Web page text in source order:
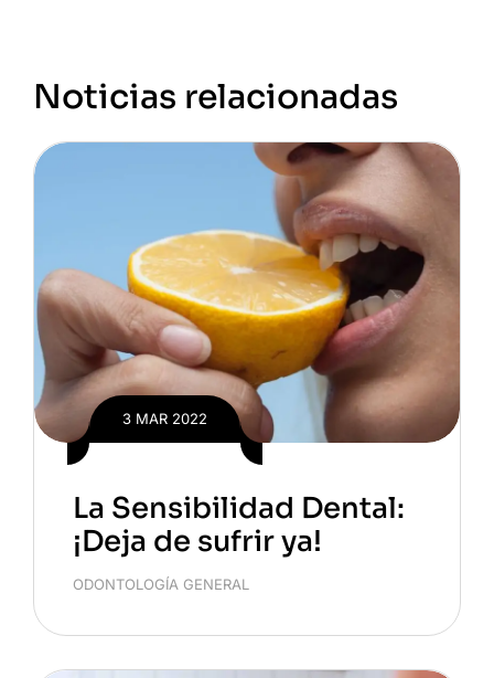
Noticias relacionadas
3 MAR 2022
La Sensibilidad Dental:
¡Deja de sufrir ya!
ODONTOLOGÍA GENERAL